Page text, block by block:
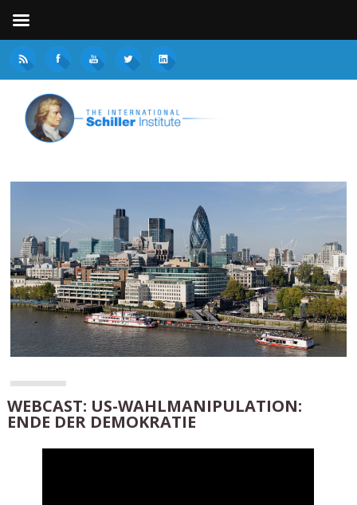
WEBCAST: US-WAHLMANIPULATION:
ENDE DER DEMOKRATIE